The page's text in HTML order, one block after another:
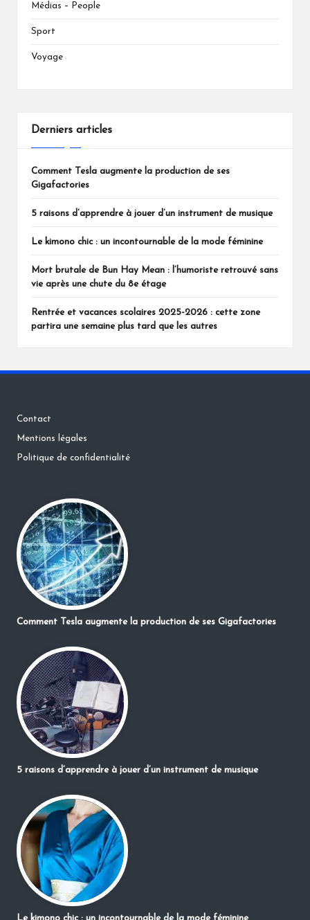
Médias – People
Sport
Voyage
Derniers articles
Comment Tesla augmente la production de ses
Gigafactories
5 raisons d’apprendre à jouer d’un instrument de musique
Le kimono chic : un incontournable de la mode féminine
Mort brutale de Bun Hay Mean : l’humoriste retrouvé sans
vie après une chute du 8e étage
Rentrée et vacances scolaires 2025-2026 : cette zone
partira une semaine plus tard que les autres
Contact
Mentions légales
Politique de confidentialité
Comment Tesla augmente la production de ses Gigafactories
5 raisons d’apprendre à jouer d’un instrument de musique